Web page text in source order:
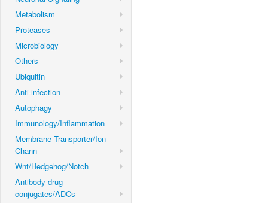
Metabolism
Proteases
Microbiology
Others
Ubiquitin
Anti-infection
Autophagy
Immunology/Inflammation
Membrane Transporter/Ion
Chann
Wnt/Hedgehog/Notch
Antibody-drug
conjugates/ADCs